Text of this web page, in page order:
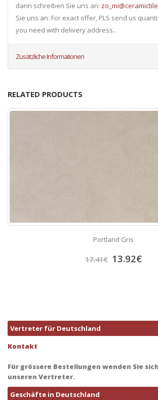
dann schreiben Sie uns an:
Sie uns an: For exact offer, PLS send us
you need with delivery address..
Zusätzliche Informationen
RELATED PRODUCTS
Portland Gris
17.41€ 13.92€
Vertreter für Deutschland
Kontakt
Für grössere Bestellungen wenden Sie
unseren Vertreter.
Geschäfte in Deutschland